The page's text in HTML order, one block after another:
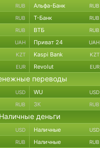
RUB Альфа-Банк RUB
RUB Т-Банк RUB
RUB ВТБ RUB
UAH Приват 24 UAH
KZT Kaspi Bank KZT
EUR Revolut EUR
переводы
USD WU USD
RUB ЗК RUB
Наличные деньги
USD Наличные USD
RUB Наличные RUB